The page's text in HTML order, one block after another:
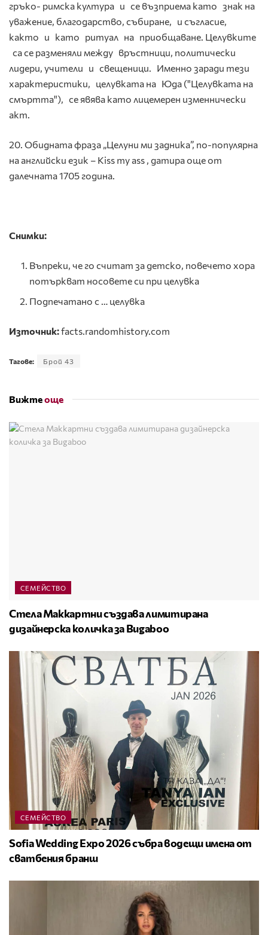
гръко- римска култура и се възприема като знак на
уважение, благодарство, събиране, и съгласие,
както и като ритуал на приобщаване. Целувките
са се разменяли между връстници, политически
лидери, учители и свещеници. Именно заради тези
характеристики, целувката на Юда ("Целувката на
смъртта"), се явява като лицемерен изменнически
акт.
20. Обидната фраза „Целуни ми задника”, по-популярна
на английски език – Kiss my ass , датира още от
далечната 1705 година.
Снимки:
Въпреки, че го считат за детско, повечето хора
потъркват носовете си при целувка
Подпечатано с … целувка
Източник:facts.randomhistory.com
Тагове: Брой 43
Вижтеоще
СЕМЕЙСТВО
Стела Маккартни създава лимитирана
дизайнерска количка за Bugaboo
СЕМЕЙСТВО
Sofia Wedding Expo 2026 събра водещи имена от
сватбения бранш